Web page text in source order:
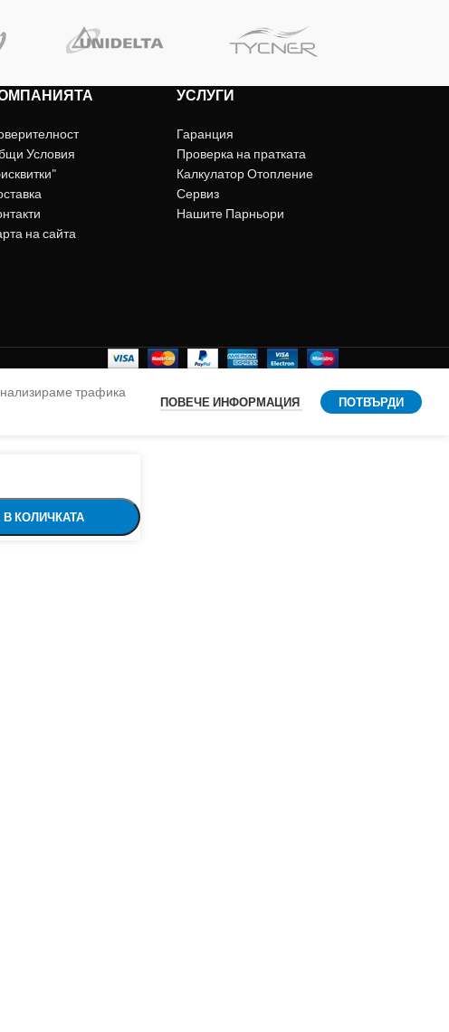
Условия
на сайта
УСЛУГИ
Гаранция
Проверка на пратката
Калкулатор Отопление
Сервиз
Нашите Парньори
трафика
ПОВЕЧЕ ИНФОРМАЦИЯ ПОТВЪРДИ
КОЛИЧКАТА